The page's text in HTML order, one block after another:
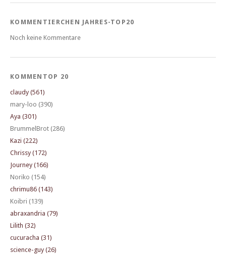
KOMMENTIERCHEN JAHRES-TOP20
Noch keine Kommentare
KOMMENTOP 20
claudy (561)
mary-loo (390)
Aya (301)
BrummelBrot (286)
Kazi (222)
Chrissy (172)
Journey (166)
Noriko (154)
chrimu86 (143)
Koibri (139)
abraxandria (79)
Lilith (32)
cucuracha (31)
science-guy (26)